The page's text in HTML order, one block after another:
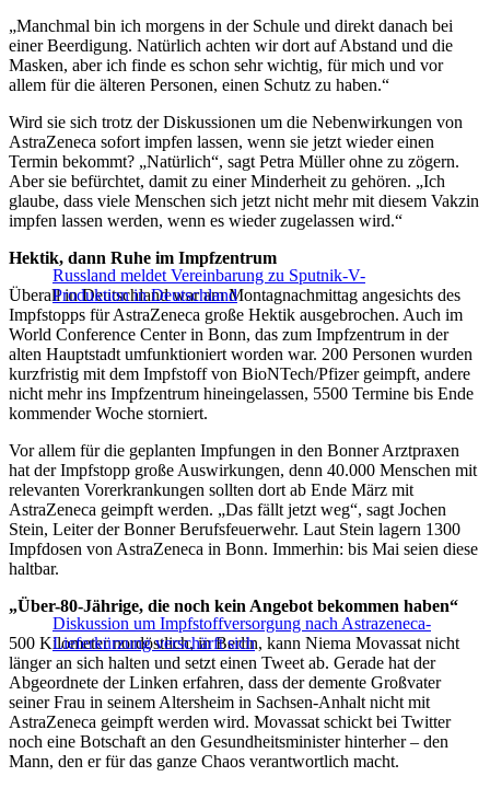
„Manchmal bin ich morgens in der Schule und direkt danach bei
einer Beerdigung. Natürlich achten wir dort auf Abstand und die
Masken, aber ich finde es schon sehr wichtig, für mich und vor
allem für die älteren Personen, einen Schutz zu haben.“
Wird sie sich trotz der Diskussionen um die Nebenwirkungen von
AstraZeneca sofort impfen lassen, wenn sie jetzt wieder einen
Termin bekommt? „Natürlich“, sagt Petra Müller ohne zu zögern.
Aber sie befürchtet, damit zu einer Minderheit zu gehören. „Ich
glaube, dass viele Menschen sich jetzt nicht mehr mit diesem Vakzin
impfen lassen werden, wenn es wieder zugelassen wird.“
Russland meldet Vereinbarung zu Sputnik-V-
Produktion in Deutschland
Hektik, dann Ruhe im Impfzentrum
Überall in Deutschland war am Montagnachmittag angesichts des
Impfstopps für AstraZeneca große Hektik ausgebrochen. Auch im
World Conference Center in Bonn, das zum Impfzentrum in der
alten Hauptstadt umfunktioniert worden war. 200 Personen wurden
kurzfristig mit dem Impfstoff von BioNTech/Pfizer geimpft, andere
nicht mehr ins Impfzentrum hineingelassen, 5500 Termine bis Ende
kommender Woche storniert.
Vor allem für die geplanten Impfungen in den Bonner Arztpraxen
hat der Impfstopp große Auswirkungen, denn 40.000 Menschen mit
relevanten Vorerkrankungen sollten dort ab Ende März mit
AstraZeneca geimpft werden. „Das fällt jetzt weg“, sagt Jochen
Stein, Leiter der Bonner Berufsfeuerwehr. Laut Stein lagern 1300
Impfdosen von AstraZeneca in Bonn. Immerhin: bis Mai seien diese
haltbar.
Diskussion um Impfstoffversorgung nach Astrazeneca-
Lieferkürzung verschärft sich
„Über-80-Jährige, die noch kein Angebot bekommen haben“
500 Kilometer nordöstlich, in Berlin, kann Niema Movassat nicht
länger an sich halten und setzt einen Tweet ab. Gerade hat der
Abgeordnete der Linken erfahren, dass der demente Großvater
seiner Frau in seinem Altersheim in Sachsen-Anhalt nicht mit
AstraZeneca geimpft werden wird. Movassat schickt bei Twitter
noch eine Botschaft an den Gesundheitsminister hinterher – den
Mann, den er für das ganze Chaos verantwortlich macht.